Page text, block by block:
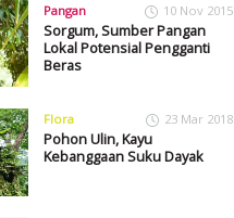
Pangan 10 Nov 2015
Sorgum, Sumber Pangan
Lokal Potensial Pengganti
Beras
Flora 23 Mar 2018
Pohon Ulin, Kayu
Kebanggaan Suku Dayak